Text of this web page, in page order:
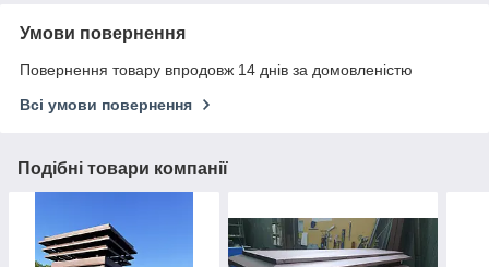
Умови повернення
Повернення товару впродовж 14 днів за домовленістю
Всі умови повернення
Подібні товари компанії